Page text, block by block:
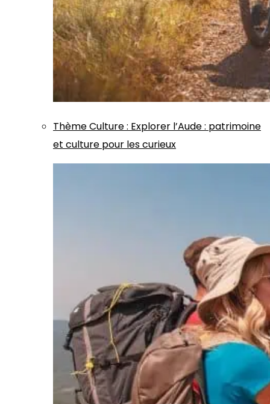
ThèmeCulture: Explorer l’Aude : patrimoine
et culture pour les curieux